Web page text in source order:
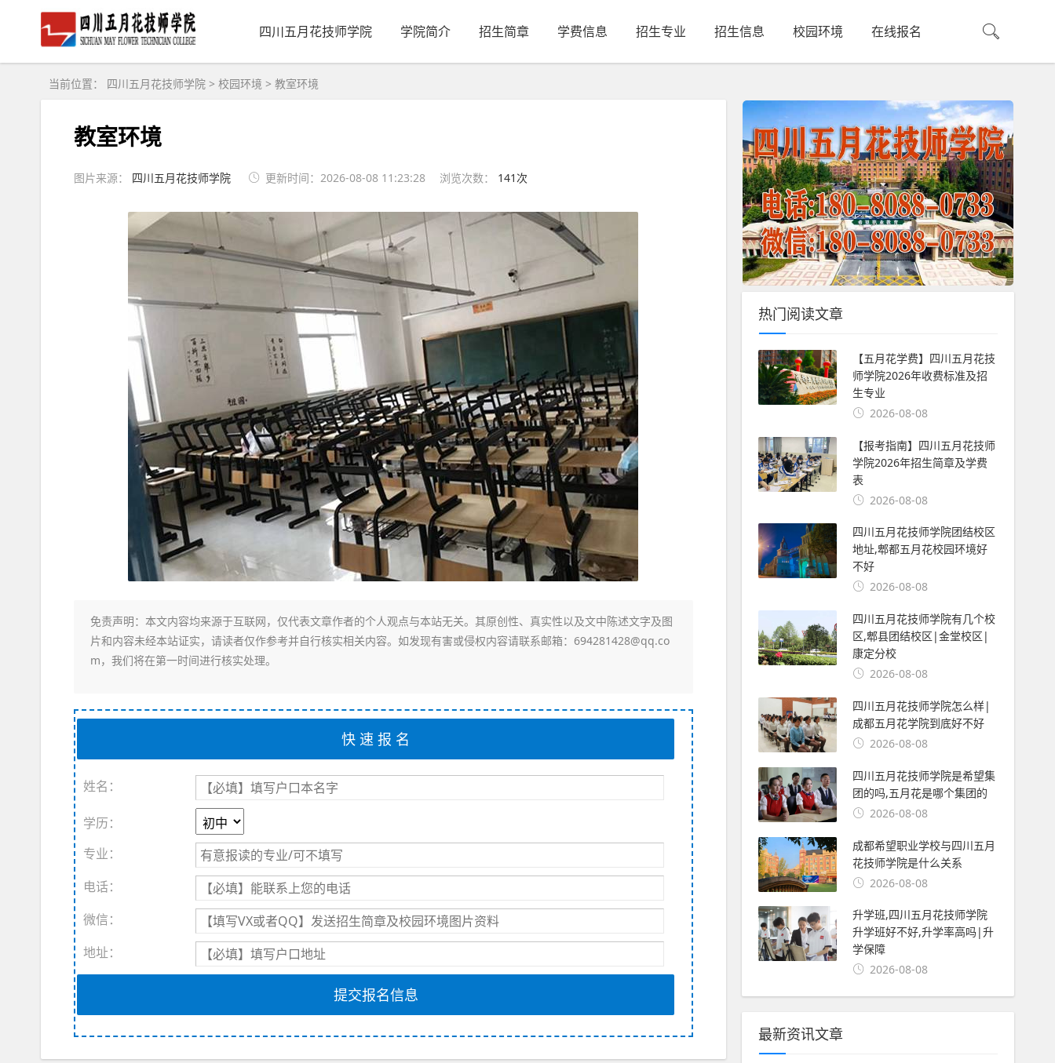
四川五月花技师学院 学院简介 招生简章 学费信息 招生专业 招生信息 校园环境 在线报名
当前位置： 四川五月花技师学院 > 校园环境 > 教室环境
教室环境
图片来源： 四川五月花技师学院 更新时间：2026-08-08 11:23:28 浏览次数： 141次
免责声明：本文内容均来源于互联网，仅代表文章作者的个人观点与本站无关。其原创性、真实性以及文中陈述文字及图
片和内容未经本站证实，请读者仅作参考并自行核实相关内容。如发现有害或侵权内容请联系邮箱：694281428@qq.co
m，我们将在第一时间进行核实处理。
姓名：
学历：
专业：
电话：
微信：
地址：
提交报名信息
热门阅读文章
【五月花学费】四川五月花技
师学院2026年收费标准及招
生专业
2026-08-08
【报考指南】四川五月花技师
学院2026年招生简章及学费
表
2026-08-08
四川五月花技师学院团结校区
地址,郫都五月花校园环境好
不好
2026-08-08
四川五月花技师学院有几个校
区,郫县团结校区|金堂校区|
康定分校
2026-08-08
四川五月花技师学院怎么样|
成都五月花学院到底好不好
2026-08-08
四川五月花技师学院是希望集
团的吗,五月花是哪个集团的
2026-08-08
成都希望职业学校与四川五月
花技师学院是什么关系
2026-08-08
升学班,四川五月花技师学院
升学班好不好,升学率高吗|升
学保障
2026-08-08
最新资讯文章